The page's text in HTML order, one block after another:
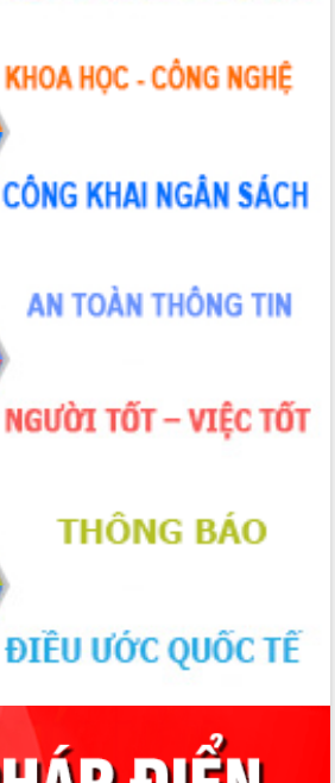
chính
với
tỉnh
Trung
Ea
nghiệp
nông
phá
sơ
đất
tại Đắk
tác
tử
khai
chức